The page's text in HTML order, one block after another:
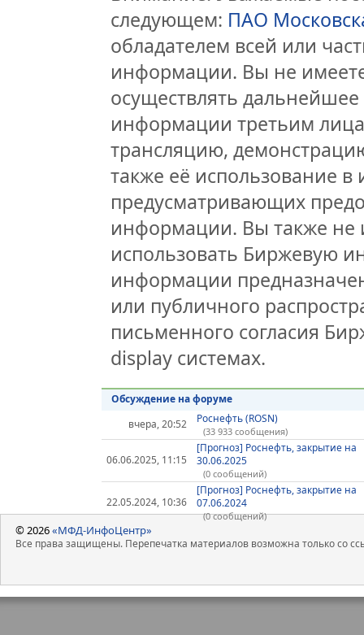
следующем: ПАО
обладателем всей или
информации. Вы не
осуществлять
информации третьим
трансляцию,
также её использование
предусматривающих
информации. Вы также не
использовать Биржевую
информации
или публичного
письменного согласия
display системах.
Обсуждение на форуме
вчера, 20:52
Роснефть (ROSN)
(33 933 сообщения)
06.06.2025, 11:15
[Прогноз] Роснефть, закрытие на
30.06.2025
(0 сообщений)
22.05.2024, 10:36
[Прогноз] Роснефть, закрытие на
07.06.2024
(0 сообщений)
© 2026«МФД-ИнфоЦентр»
Все права защищены. Перепечатка материалов возможна только со